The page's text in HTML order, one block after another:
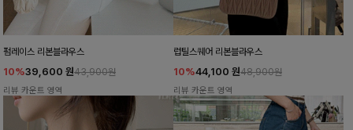
펌레이스 리본블라우스
10%39,600 원43,900원
리뷰 카운트 영역
럽틸스퀘어 리본블라우스
10%44,100 원48,900원
리뷰 카운트 영역